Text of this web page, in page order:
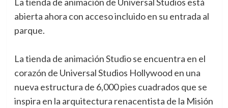
abierta ahora con acceso incluido en su entrada al
parque.
La tienda de animación Studio se encuentra en el
corazón de Universal Studios Hollywood en una
nueva estructura de 6,000 pies cuadrados que se
inspira en la arquitectura renacentista de la Misión